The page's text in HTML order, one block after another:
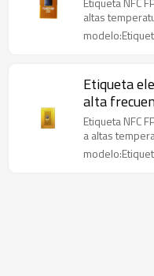
flexible
altas
Etiqueta
alta
activo RFID
Etiqueta NFC
a altas